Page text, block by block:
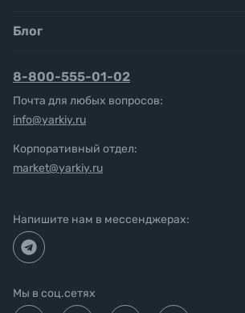
Блог
8-800-555-01-02
Почта для любых вопросов:
info@yarkiy.ru
Корпоративный отдел:
market@yarkiy.ru
Напишите нам в мессенджерах:
Мы в соц.сетях